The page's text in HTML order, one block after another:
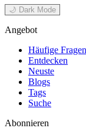
🌙 Dark Mode
Angebot
Häufige Fragen
Entdecken
Neuste
Blogs
Tags
Suche
Abonnieren